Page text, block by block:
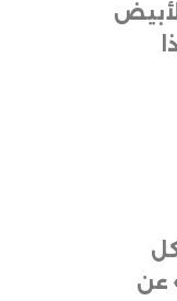
البيت الأبيض
كل
عن